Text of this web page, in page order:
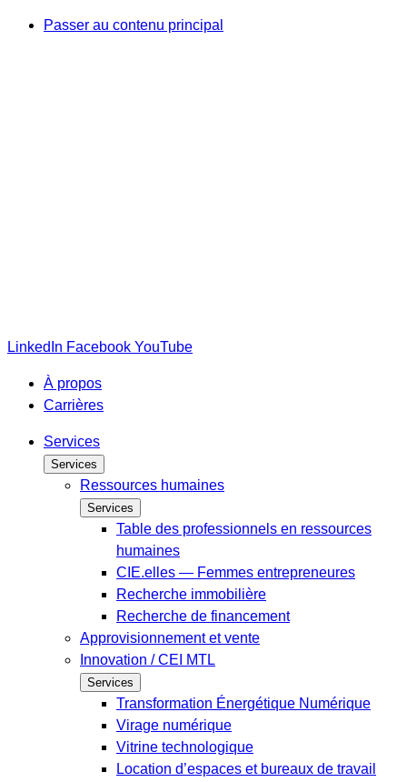
Passer au contenu principal
LinkedIn Facebook YouTube
À propos
Carrières
Services
Services
Ressources humaines
Services
Table des professionnels en ressources
humaines
CIE.elles — Femmes entrepreneures
Recherche immobilière
Recherche de financement
Approvisionnement et vente
Innovation / CEI MTL
Services
Transformation Énergétique Numérique
Virage numérique
Vitrine technologique
Location d’espaces et bureaux de travail